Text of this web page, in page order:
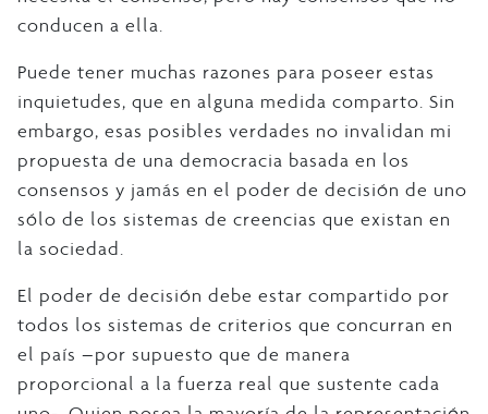
conducen a ella.
Puede tener muchas razones para poseer estas
inquietudes, que en alguna medida comparto. Sin
embargo, esas posibles verdades no invalidan mi
propuesta de una democracia basada en los
consensos y jamás en el poder de decisión de uno
sólo de los sistemas de creencias que existan en
la sociedad.
El poder de decisión debe estar compartido por
todos los sistemas de criterios que concurran en
el país –por supuesto que de manera
proporcional a la fuerza real que sustente cada